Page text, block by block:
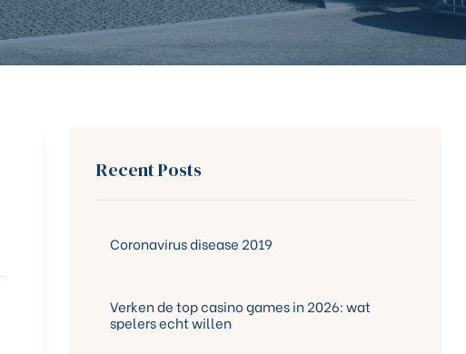
Recent Posts
Coronavirus disease 2019
Verken de top casino games in 2026: wat
spelers echt willen